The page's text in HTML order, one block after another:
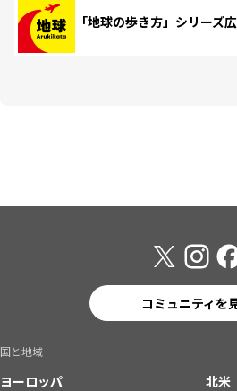
「地球の歩き方」シリーズ
コミュニティを
国と地域
ヨーロッパ
北米